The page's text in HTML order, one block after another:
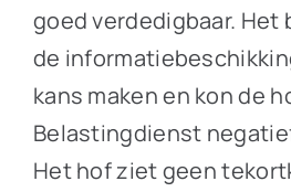
goed verdedigbaar. Het
de
kans maken en kon de
Belastingdienst
Het hof ziet geen